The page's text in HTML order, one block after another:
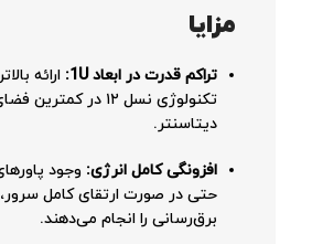
مزایا
تراکم قدرت در ابعاد 1U:
ارائه
تکنولوژی نسل ۱۲ در
دیتاسنتر.
افزونگی کامل انرژی:
حتی در صورت ارتقای کامل
برق‌رسانی را انجام می‌دهند.